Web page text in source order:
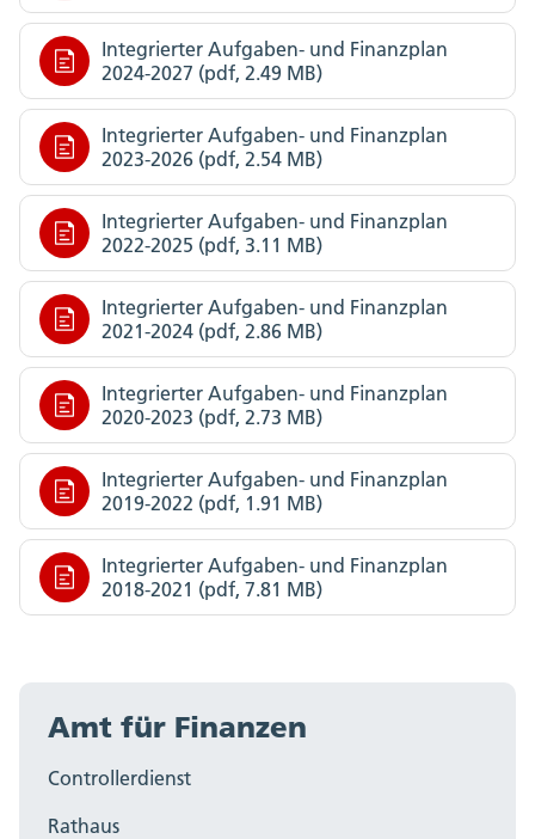
Integrierter Aufgaben- und Finanzplan
2024-2027 (pdf, 2.49 MB)
Integrierter Aufgaben- und Finanzplan
2023-2026 (pdf, 2.54 MB)
Integrierter Aufgaben- und Finanzplan
2022-2025 (pdf, 3.11 MB)
Integrierter Aufgaben- und Finanzplan
2021-2024 (pdf, 2.86 MB)
Integrierter Aufgaben- und Finanzplan
2020-2023 (pdf, 2.73 MB)
Integrierter Aufgaben- und Finanzplan
2019-2022 (pdf, 1.91 MB)
Integrierter Aufgaben- und Finanzplan
2018-2021 (pdf, 7.81 MB)
Amt für Finanzen
Controllerdienst
Rathaus